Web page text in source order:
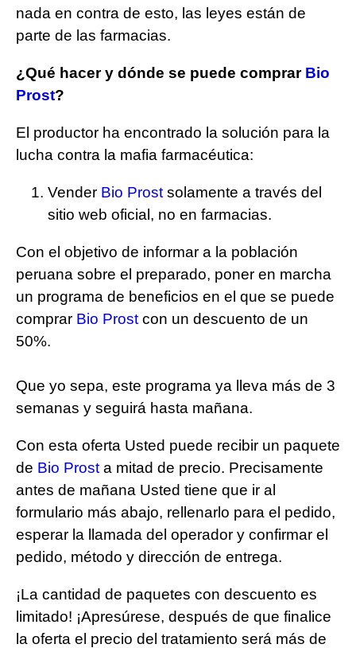
nada en contra de esto, las leyes están de
parte de las farmacias.
¿Qué hacer y dónde se puede comprar Bio
Prost?
El productor ha encontrado la solución para la
lucha contra la mafia farmacéutica:
Vender Bio Prost solamente a través del
sitio web oficial, no en farmacias.
Con el objetivo de informar a la población
peruana sobre el preparado, poner en marcha
un programa de beneficios en el que se puede
comprar Bio Prost con un descuento de un
50%.
Que yo sepa, este programa ya lleva más de 3
semanas y seguirá hasta mañana.
Con esta oferta Usted puede recibir un paquete
de Bio Prost a mitad de precio. Precisamente
antes de mañana Usted tiene que ir al
formulario más abajo, rellenarlo para el pedido,
esperar la llamada del operador y confirmar el
pedido, método y dirección de entrega.
¡La cantidad de paquetes con descuento es
limitado! ¡Apresúrese, después de que finalice
la oferta el precio del tratamiento será más de